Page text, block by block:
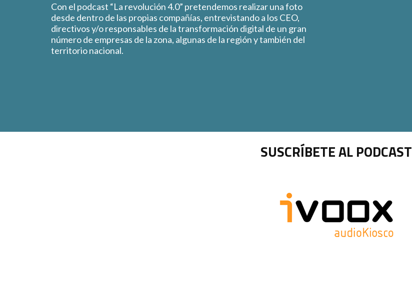
Con el podcast “La revolución 4.0” pretendemos realizar una foto
desde dentro de las propias compañías, entrevistando a los CEO,
directivos y/o responsables de la transformación digital de un gran
número de empresas de la zona, algunas de la región y también del
territorio nacional.
SUSCRÍBETE AL PODCAST